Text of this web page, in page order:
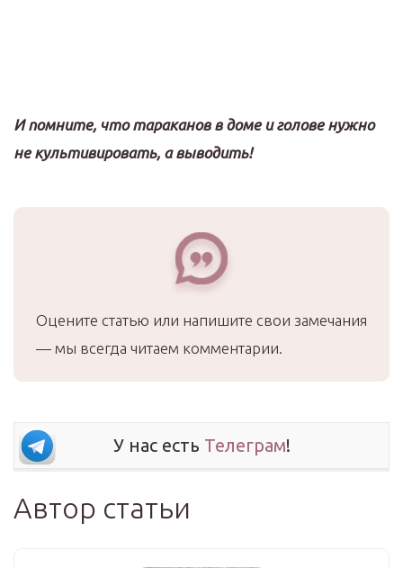
И помните, что тараканов в доме и голове нужно
не культивировать, а выводить!
Оцените статью или напишите свои замечания
— мы всегда читаем комментарии.
У нас есть Телеграм!
Автор статьи